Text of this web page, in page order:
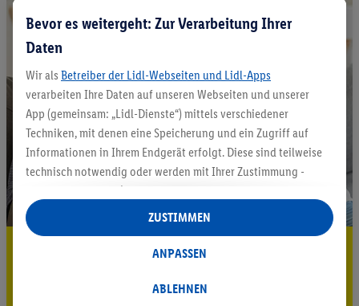
5.95 € Versand sparen³²ᵃ
Bevor es weitergeht: Zur Verarbeitung Ihrer
Daten
Wir als Betreiber der Lidl-Webseiten und Lidl-Apps
verarbeiten Ihre Daten auf unseren Webseiten und unserer
App (gemeinsam: „Lidl-Dienste“) mittels verschiedener
Techniken, mit denen eine Speicherung und ein Zugriff auf
Informationen in Ihrem Endgerät erfolgt. Diese sind teilweise
technisch notwendig oder werden mit Ihrer Zustimmung -
auch durch Partner (u.a.
Verantwortliche; im Zusammenhang mit dem IAB TCF
insgesamt
Statistik-Erstellung oder für personalisierte Werbung
Datenverarbeitungen für personalisierte Werbung werden
ABLEHNEN
ANPASSEN
ZUSTIMMEN